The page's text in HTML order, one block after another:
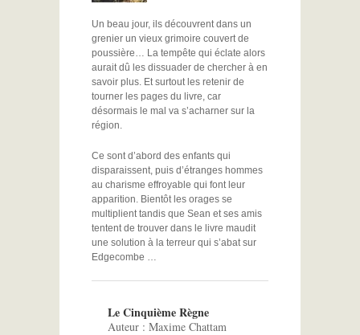
Un beau jour, ils découvrent dans un
grenier un vieux grimoire couvert de
poussière… La tempête qui éclate alors
aurait dû les dissuader de chercher à en
savoir plus. Et surtout les retenir de
tourner les pages du livre, car
désormais le mal va s’acharner sur la
région.
Ce sont d’abord des enfants qui
disparaissent, puis d’étranges hommes
au charisme effroyable qui font leur
apparition. Bientôt les orages se
multiplient tandis que Sean et ses amis
tentent de trouver dans le livre maudit
une solution à la terreur qui s’abat sur
Edgecombe …
Le Cinquième Règne
Auteur : Maxime Chattam